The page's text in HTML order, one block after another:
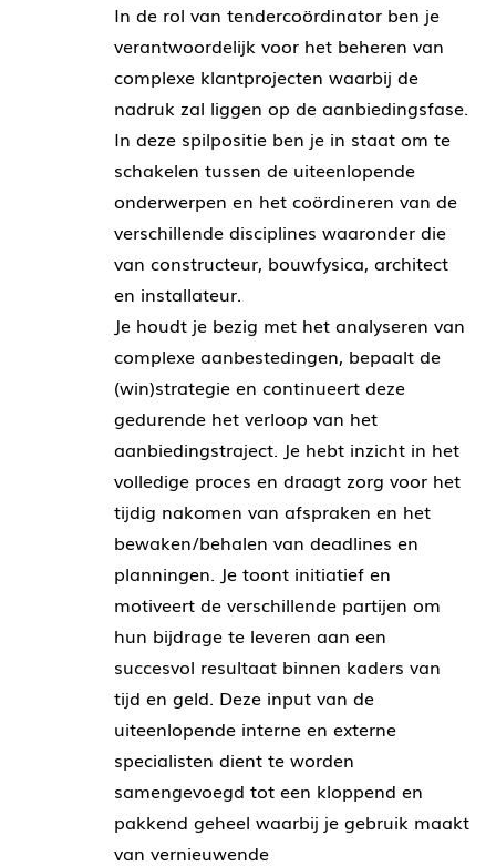
In de rol van tendercoördinator ben je
verantwoordelijk voor het beheren van
complexe klantprojecten waarbij de
nadruk zal liggen op de aanbiedingsfase.
In deze spilpositie ben je in staat om te
schakelen tussen de uiteenlopende
onderwerpen en het coördineren van de
verschillende disciplines waaronder die
van constructeur, bouwfysica, architect
en installateur.
Je houdt je bezig met het analyseren van
complexe aanbestedingen, bepaalt de
(win)strategie en continueert deze
gedurende het verloop van het
aanbiedingstraject. Je hebt inzicht in het
volledige proces en draagt zorg voor het
tijdig nakomen van afspraken en het
bewaken/behalen van deadlines en
planningen. Je toont initiatief en
motiveert de verschillende partijen om
hun bijdrage te leveren aan een
succesvol resultaat binnen kaders van
tijd en geld. Deze input van de
uiteenlopende interne en externe
specialisten dient te worden
samengevoegd tot een kloppend en
pakkend geheel waarbij je gebruik maakt
van vernieuwende